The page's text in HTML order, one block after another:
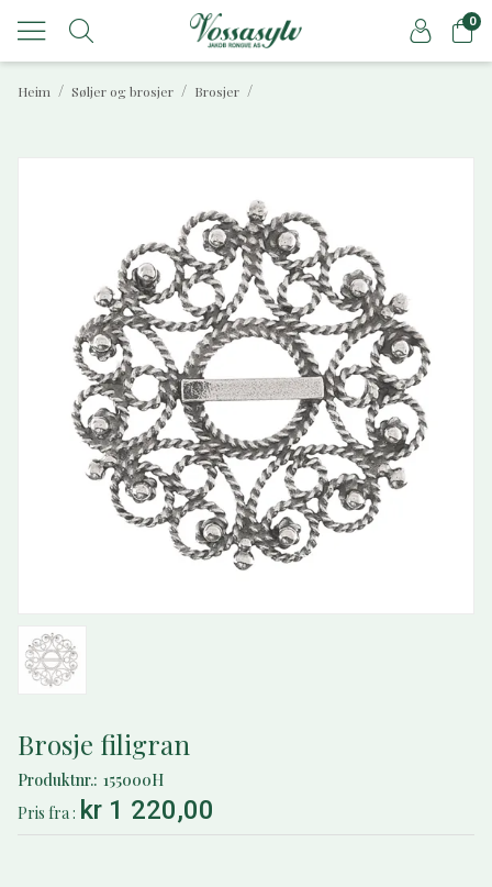
0
/
Heim /
Søljer og brosjer /
Brosjer
Brosje filigran
Produktnr. 155000H
Pris fra kr 1 220,00